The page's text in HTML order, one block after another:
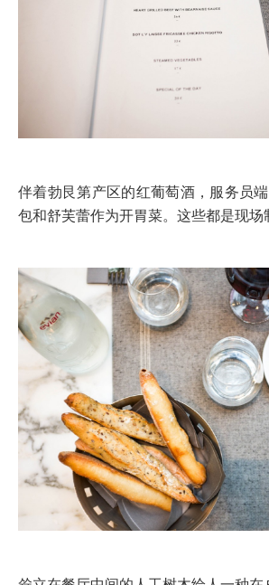
伴着勃艮第产区的红葡萄酒 ，服务员
包和舒芙蕾作为开胃菜。这些都是现场